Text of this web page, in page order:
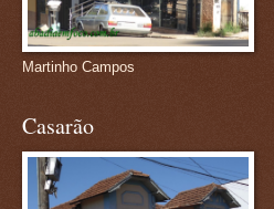
Martinho Campos
Casarão